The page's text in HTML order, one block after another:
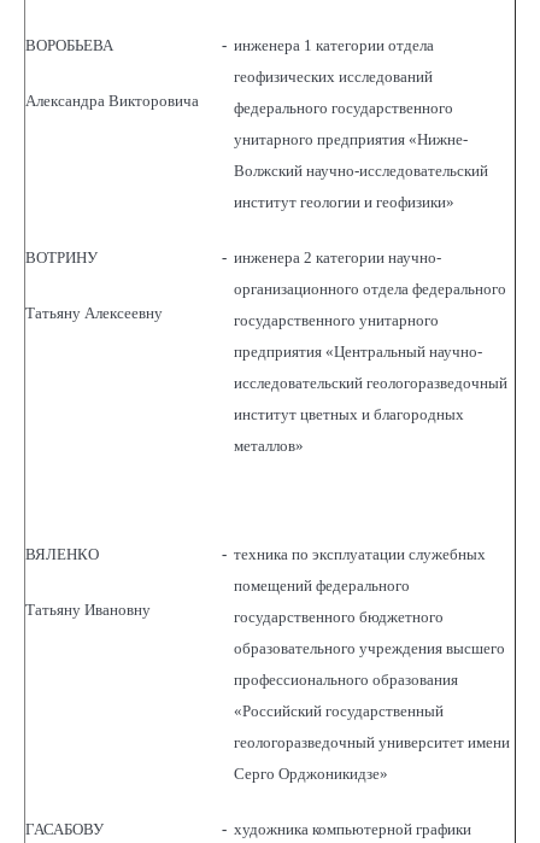
ВОРОБЬЕВА
Александра Викторовича
- инженера 1 категории отдела
геофизических исследований
федерального государственного
унитарного предприятия «Нижне-
Волжский научно-исследовательский
институт геологии и геофизики»
ВОТРИНУ
Татьяну Алексеевну
- инженера 2 категории научно-
организационного отдела федерального
государственного унитарного
предприятия «Центральный научно-
исследовательский геологоразведочный
институт цветных и благородных
металлов»
ВЯЛЕНКО
Татьяну Ивановну
- техника по эксплуатации служебных
помещений федерального
государственного бюджетного
образовательного учреждения высшего
профессионального образования
«Российский государственный
геологоразведочный университет имени
Серго Орджоникидзе»
ГАСАБОВУ - художника компьютерной графики